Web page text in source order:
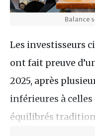
Balance
Les investisseurs
ont fait preuve
2025, après
inférieures à
équilibrés